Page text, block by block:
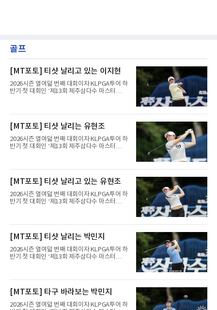
골프
[MT포토] 티샷 날리고 있는 이지현
2026시즌 열여덟 번째 대회이자 KLPGA투어 하
반기 첫 대회인 ‘제13회 제주삼다수 마스터
트(파72/6,767야드)에서 열리고 있다.9일 현재
최종라운드 경기가 펼쳐지고 있다.이지현이 1번
홀에서 경기하고 있다.
[MT포토] 티샷 날리는 유현조
2026시즌 열여덟 번째 대회이자 KLPGA투어 하
반기 첫 대회인 ‘제13회 제주삼다수 마스터
트(파72/6,767야드)에서 열리고 있다.9일 현재
최종라운드 경기가 펼쳐지고 있다.유현조가 1번
홀에서 경기하고 있다.
[MT포토] 티샷 날리고 있는 유현조
2026시즌 열여덟 번째 대회이자 KLPGA투어 하
반기 첫 대회인 ‘제13회 제주삼다수 마스터
트(파72/6,767야드)에서 열리고 있다.9일 현재
최종라운드 경기가 펼쳐지고 있다.유현조가 1번
홀에서 경기하고 있다.
[MT포토] 티샷 날리는 박민지
2026시즌 열여덟 번째 대회이자 KLPGA투어 하
반기 첫 대회인 ‘제13회 제주삼다수 마스터
트(파72/6,767야드)에서 열리고 있다.9일 현재
최종라운드 경기가 펼쳐지고 있다.박민지가 1번
홀에서 경기하고 있다.
[MT포토] 타구 바라보는 박민지
2026시즌 열여덟 번째 대회이자 KLPGA투어 하